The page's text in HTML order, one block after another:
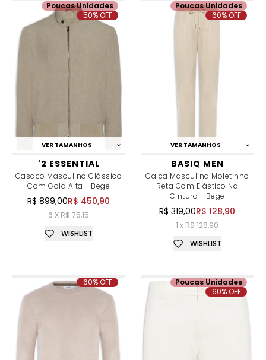
VER TAMANHOS
'2 ESSENTIAL
Casaco Masculino Clássico
Com Gola Alta - Bege
R$ 899,00R$ 450,90
6 X R$ 75,15
Poucas Unidades
50% OFF
WISHLIST
VER TAMANHOS
BASIQ MEN
Calça Masculina Moletinho
Reta Com Elástico Na
Cintura - Bege
R$ 319,00R$ 128,90
1 x R$ 128,90
Poucas Unidades
60% OFF
WISHLIST
60% OFF
Poucas Unidades
60% OFF